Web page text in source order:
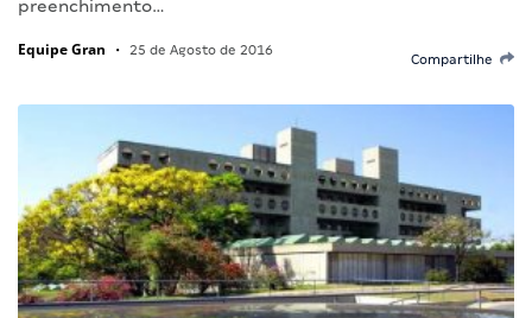
preenchimento…
Equipe Gran • 25 de Agosto de 2016
Compartilhe